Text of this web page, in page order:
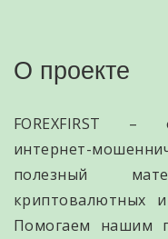
О проекте
FOREXFIRST –
интернет-
полезный
криптовалютных
Помогаем нашим